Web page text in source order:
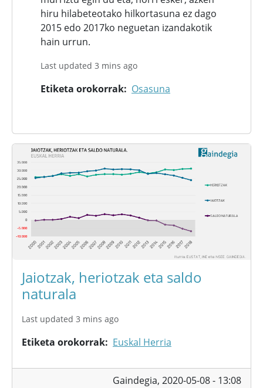
hiru hilabeteotako hilkortasuna ez dago
2015 edo 2017ko neguetan izandakotik
hain urrun.
Last updated 3 mins ago
Etiketa orokorrak Osasuna
Jaiotzak, heriotzak eta saldo
naturala
Last updated 3 mins ago
Etiketa orokorrak Euskal Herria
Gaindegia, 2020-05-08 - 13:08